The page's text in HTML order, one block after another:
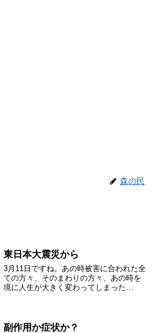
森の民
東日本大震災から
3月11日ですね。あの時被害に合われた全
ての方々、そのまわりの方々、あの時を
境に人生が大きく変わってしまった
副作用か症状か？